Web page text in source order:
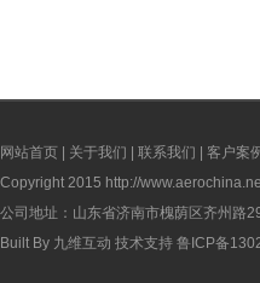
网站首页 | 关于我们 | 联系我们 | 客户案
Copyright 2015 http://
公司地址：山东省济南市槐荫区齐州路
Built By 九维互动 技术支持 鲁ICP备